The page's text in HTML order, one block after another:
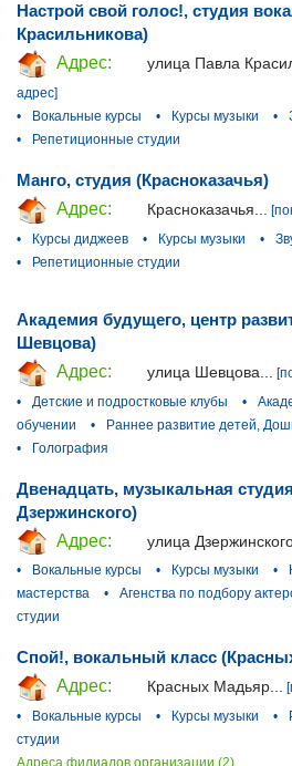
Настрой свой голос!, студия
Красильникова)
Адрес:
улица Павла
адрес]
•
Вокальные курсы • Курсы музыки •
•
Репетиционные студии
Манго, студия (Красноказачья)
Адрес:
Красноказачья...
•
Курсы диджеев • Курсы музыки •
•
Репетиционные студии
Академия будущего, центр
Шевцова)
Адрес:
улица Шевцова...
•
Детские и подростковые клубы •
обучении
•
Раннее развитие детей,
•
Голография
Двенадцать, музыкальная
Дзержинского)
Адрес:
улица
•
Вокальные курсы • Курсы музыки •
мастерства
• Агенства по подбору
студии
Спой!, вокальный класс
Адрес:
Красных Мадьяр...
•
Вокальные курсы • Курсы музыки •
студии
Адреса филиалов организации (2)